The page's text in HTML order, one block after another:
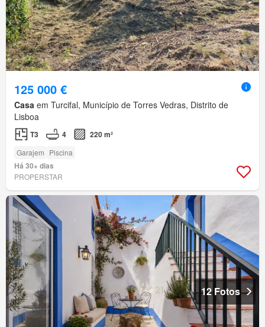
125 000 €
Casa em Turcifal, Município de Torres Vedras, Distrito de
Lisboa
T3 4 220 m²
Garajem Piscina
Há 30+ dias
PROPERSTAR
12 Fotos